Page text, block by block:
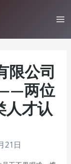
限公司
两位
人才认
21日